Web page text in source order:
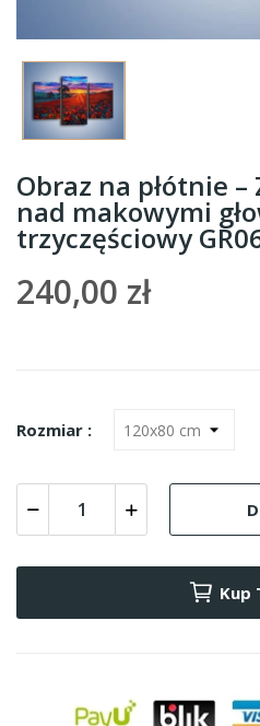
Obraz na płótnie –
nad makowymi
trzyczęściowy
240,00 zł
Rozmiar :
Kup